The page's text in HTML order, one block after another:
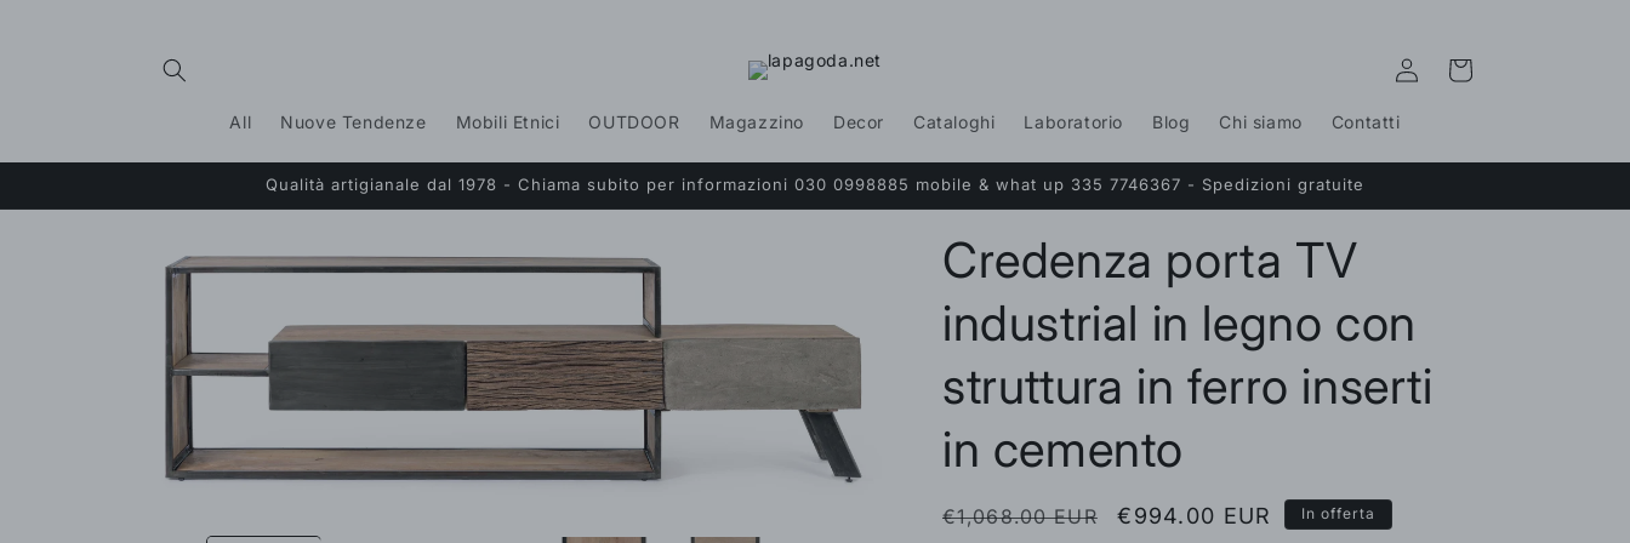
All Nuove Tendenze Mobili Etnici OUTDOOR Magazzino Decor Cataloghi Laboratorio Blog Chi siamo Contatti
Accedi Carrello
Qualità artigianale dal 1978 - Chiama subito per informazioni 030 0998885 mobile & what up 335 7746367 - Spedizioni gratuite
informazioni
sul prodotto
Credenza porta TV
industrial in legno con
struttura in ferro inserti
in cemento
Prezzo
€1,068.00 EUR
Prezzo
€994.00 EUR In offerta